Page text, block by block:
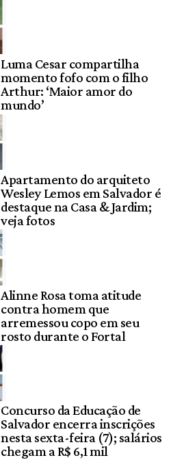
Luma Cesar compartilha
momento fofo com o filho
Arthur: ‘Maior amor do
mundo’
Apartamento do arquiteto
Wesley Lemos em Salvador é
destaque na Casa & Jardim;
veja fotos
Alinne Rosa toma atitude
contra homem que
arremessou copo em seu
rosto durante o Fortal
Concurso da Educação de
Salvador encerra inscrições
nesta sexta-feira (7); salários
chegam a R$ 6,1 mil